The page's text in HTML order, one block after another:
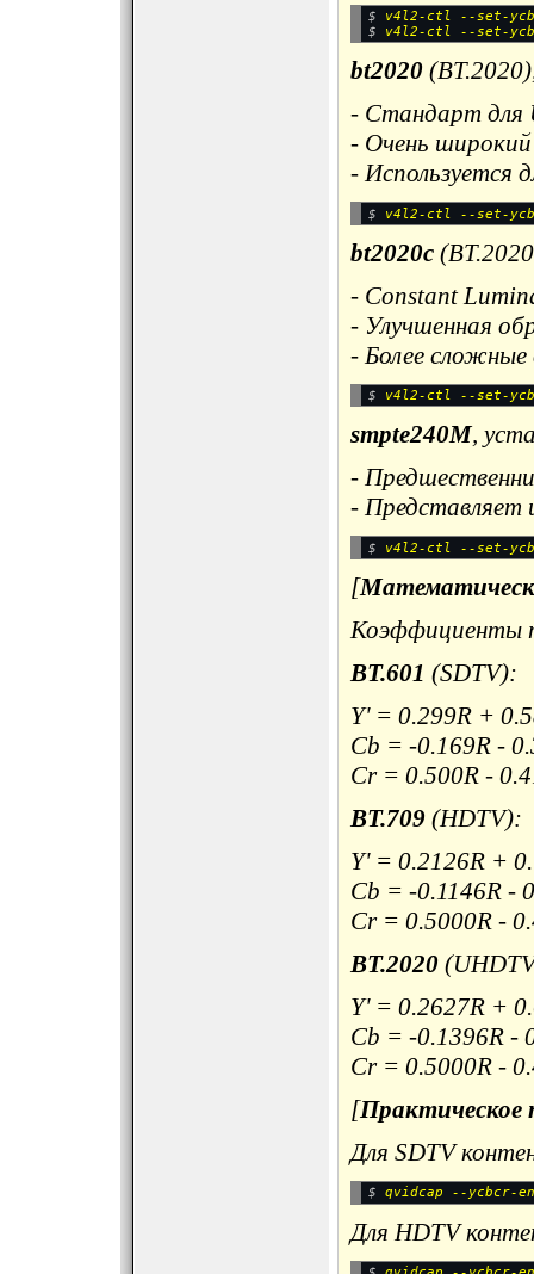
$ v4l2-ctl --set-
$
bt2020
- Стандарт для
- Очень
- Используется
$
bt2020c
- Constant
- Улучшенная
- Более сложные
$
smpte240M,
-
- Представляет
$
[
Коэффициенты
BT.601 (SDTV):
Y' = 0.299R +
Cb = -0.169R -
Cr = 0.500R -
BT.709 (HDTV):
Y' = 0.2126R +
Cb = -0.1146R -
Cr = 0.5000R -
BT.2020
Y' = 0.2627R +
Cb = -0.1396R -
Cr = 0.5000R -
[Практическое
Для SDTV
$
Для HDTV